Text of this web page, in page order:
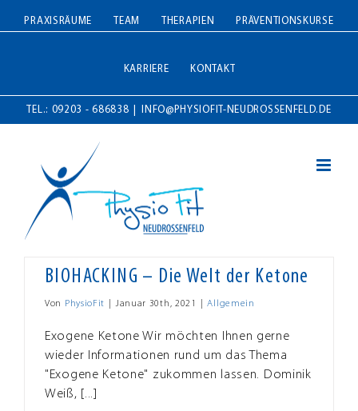
Inhalt
PRAXISRÄUME TEAM THERAPIEN PRÄVENTIONSKURSE
KARRIERE KONTAKT
TEL.: 09203 - 686838 INFO@PHYSIOFIT-NEUDROSSENFELD.DE
BIOHACKING – Die Welt der Ketone
Von PhysioFit Januar 30th, 2021 Allgemein
Exogene Ketone Wir möchten Ihnen gerne
wieder Informationen rund um das Thema
"Exogene Ketone" zukommen lassen. Dominik
Weiß, [...]